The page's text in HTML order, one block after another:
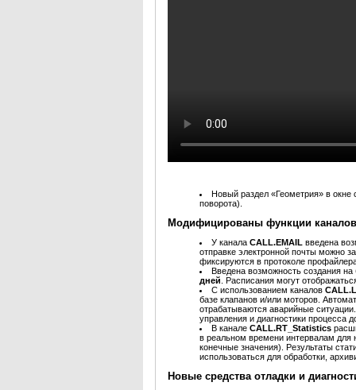
Новый раздел «Геометрия» в окне
поворота).
Модифицированы функции
У канала CALL.EMAIL введена
отправке электронной почты можно
фиксируются в протоколе
Введена возможность создания на
дней . Расписания могут
С использованием каналов
базе клапанов и/или моторов.
отрабатываются аварийные
управления и диагностики процесса
В канале CALL.RT_Statistics
в реальном времени интервалам для
конечные значения). Результаты
использоваться для обработки,
Новые средства отладки и